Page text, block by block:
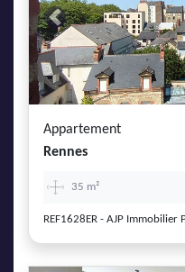
AJP Recrute
AJP Actualités
Service Qualité Clients
Previous
Appartement
Rennes
35 m²
REF1628ER - AJP Immobilier